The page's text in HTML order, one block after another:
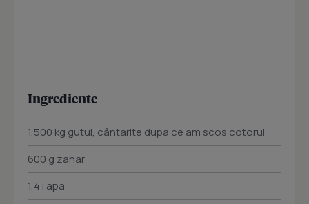
Ingrediente
1,500 kg gutui, cântarite dupa ce am scos cotorul
600 g zahar
1,4 l apa